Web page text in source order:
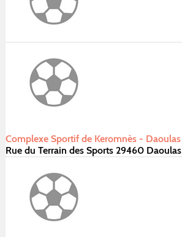
Complexe Sportif de Keromnès - Daoulas
Rue du Terrain des Sports 29460 Daoulas